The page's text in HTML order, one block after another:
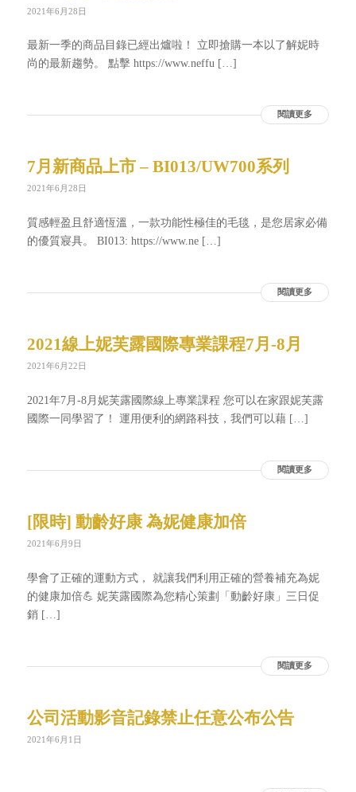
2021年6月28日
最新一季的商品目錄已經出爐啦！ 立即搶購一本以了解妮時
尚的最新趨勢。 點擊 https://www.neffu […]
閱讀更多
7月新商品上市 – BI013/UW700系列
2021年6月28日
質感輕盈且舒適恆溫，一款功能性極佳的毛毯，是您居家必備
的優質寢具。 BI013: https://www.ne […]
閱讀更多
2021線上妮芙露國際專業課程7月-8月
2021年6月22日
2021年7月-8月妮芙露國際線上專業課程 您可以在家跟妮芙露
國際一同學習了！ 運用便利的網路科技，我們可以藉 […]
閱讀更多
[限時] 動齡好康 為妮健康加倍
2021年6月9日
學會了正確的運動方式， 就讓我們利用正確的營養補充為妮
的健康加倍💪 妮芙露國際為您精心策劃「動齡好康」三日促
銷 […]
閱讀更多
公司活動影音記錄禁止任意公布公告
2021年6月1日